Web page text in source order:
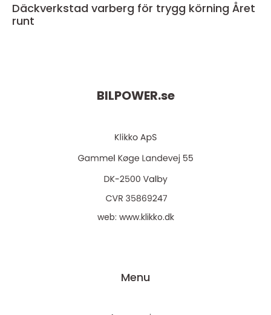
Däckverkstad varberg för trygg körning Året
runt
BILPOWER.se
web: www.klikko.dk
Menu